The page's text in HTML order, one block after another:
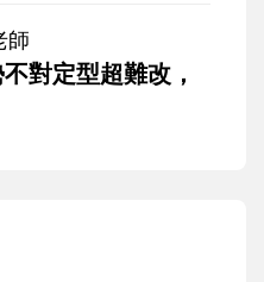
師
對定型超難改，